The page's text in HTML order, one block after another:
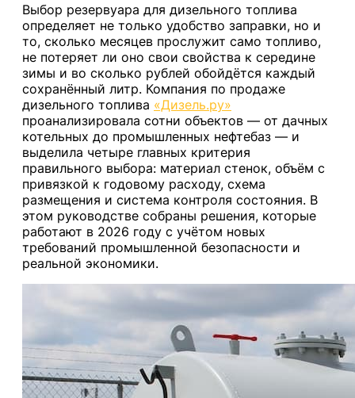
Выбор резервуара для дизельного топлива
определяет не только удобство заправки, но и
то, сколько месяцев прослужит само топливо,
не потеряет ли оно свои свойства к середине
зимы и во сколько рублей обойдётся каждый
сохранённый литр. Компания по продаже
дизельного топлива «Дизель.ру»
проанализировала сотни объектов — от дачных
котельных до промышленных нефтебаз — и
выделила четыре главных критерия
правильного выбора: материал стенок, объём с
привязкой к годовому расходу, схема
размещения и система контроля состояния. В
этом руководстве собраны решения, которые
работают в 2026 году с учётом новых
требований промышленной безопасности и
реальной экономики.